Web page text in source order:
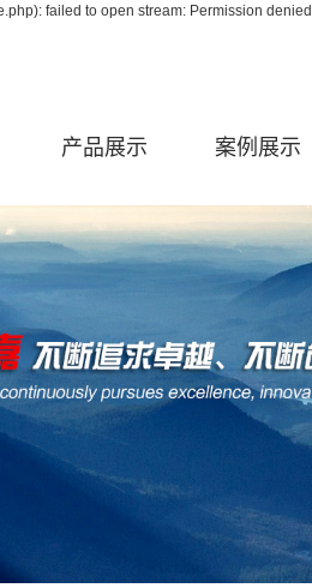
failed to open stream: Permission
产品展示 案例展示